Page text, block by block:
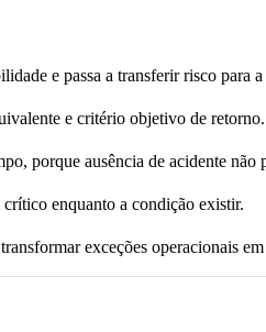
e passa a transferir risco para
e critério objetivo de retorno.
porque ausência de acidente não
enquanto a condição existir.
exceções operacionais